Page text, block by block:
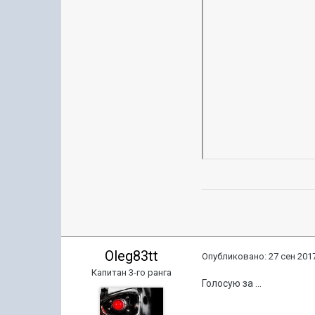
Oleg83tt
Капитан 3-го ранга
Опубликовано:27 сен
Голосую за ...